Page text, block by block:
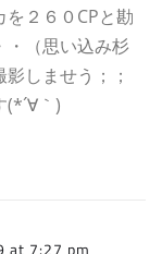
２６０CPと勘
・（思い込み杉
しませう；；
(*´∀｀)